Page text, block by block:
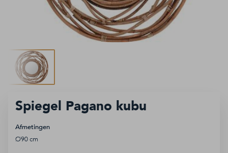
Accessoires
Sale
naar
Spiegel Pagano kubu
Afmetingen
Ø90 cm